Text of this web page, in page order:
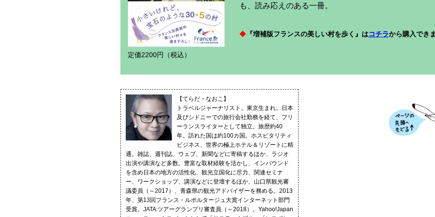
定価2200円（税込）
も、読み応えのある一冊。
◆『増補版フランスの美しい村を歩く』はコチラから購入でき
【てらだ・なおこ】
トラベルジャーナリスト。東京生まれ。日本
及びシドニーでの旅行会社勤務を経て、フリ
ーランスライターとして独立。旅歴約40
年。訪れた国は約100カ国。ホスピタリティ
ビジネス、世界の極上ホテル＆リゾートに精
通。雑誌、週刊誌、ウェブ、新聞などに寄稿するほか、ラジオ
出演や講演など多数。豊富な取材経験を活かし、インバウンド
を含め日本の地方の活性化、観光立国化に尽力、関連セミナ
ー、ワークショップ、講演などに登壇するほか、山口県観光審
議委員（～2017）、青森県の観光アドバイザーを務める。2013
年、第13回フランス・ルポルタージュ大賞インターネット部門
受賞。JATA ツアーグランプリ審査員（～2018）。Yahoo!Japan